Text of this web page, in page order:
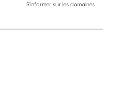
S'informer sur les domaines